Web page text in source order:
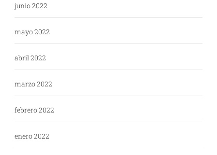
junio 2022
mayo 2022
abril 2022
marzo 2022
febrero 2022
enero 2022